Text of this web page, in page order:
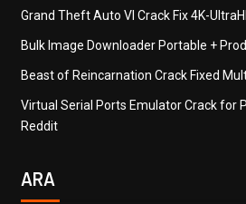
Grand Theft Auto VI Crack Fix 4K-
Bulk Image Downloader Portable +
Beast of Reincarnation Crack Fixed
Virtual Serial Ports Emulator Crack for
Reddit
ARA